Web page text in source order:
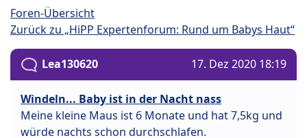
Foren-Übersicht
Zurück zu „HiPP Expertenforum: Rund um Babys Haut“
Lea130620 17. Dez 2020 18:19
Windeln... Baby ist in der Nacht nass
Meine kleine Maus ist 6 Monate und hat 7,5kg und
würde nachts schon durchschlafen.